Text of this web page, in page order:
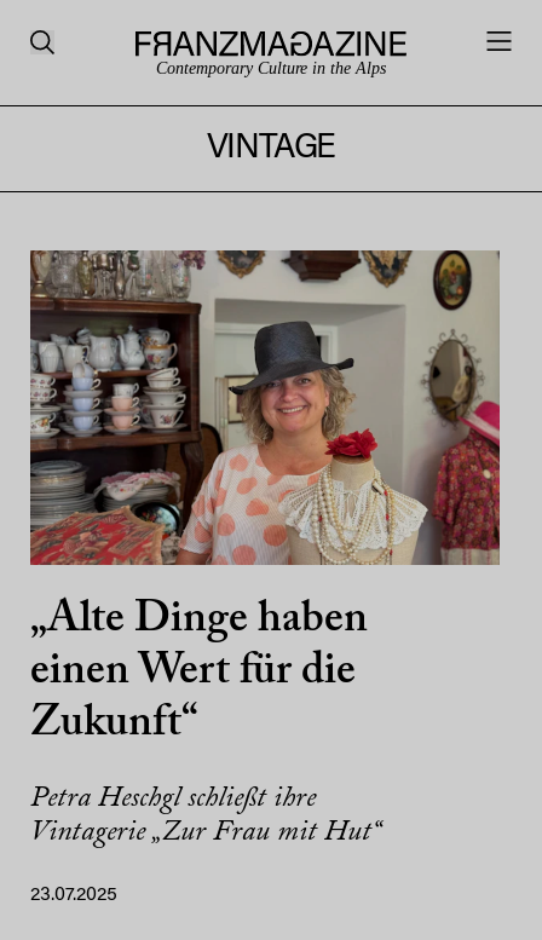
Contemporary Culture in the Alps
VINTAGE
„Alte Dinge haben
einen Wert für die
Zukunft“
Petra Heschgl schließt ihre
Vintagerie „Zur Frau mit Hut“
23.07.2025